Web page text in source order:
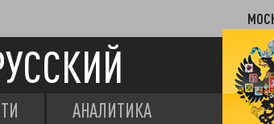
АНАЛИТИКА